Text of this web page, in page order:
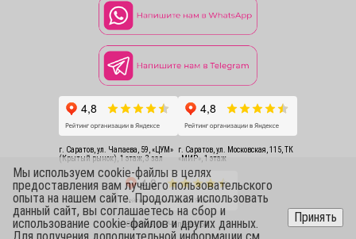
г. Саратов, ул. Чапаева, 59, «ЦУМ»
(Крытый рынок), 1 этаж, 3 зал
г. Саратов, ул. Московская, 115, ТК
«МИР», 1 этаж
г. Саратов, ул. Чапаева, 54
Мы используем cookie-файлы в целях
предоставления вам лучшего пользовательского
опыта на нашем сайте. Продолжая использовать
данный сайт, вы соглашаетесь на сбор и
использование cookie-файлов и других данных.
Принять